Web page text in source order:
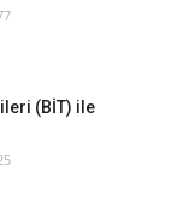
(BİT) ile